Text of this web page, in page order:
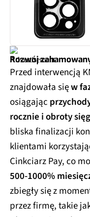
Rozwój
Przed interwencją
znajdowała sięw
osiągając
rocznie i obroty
bliska finalizacji
klientami
Cinkciarz Pay, co
500-1000%
zbiegły się z
przez firmę, takie